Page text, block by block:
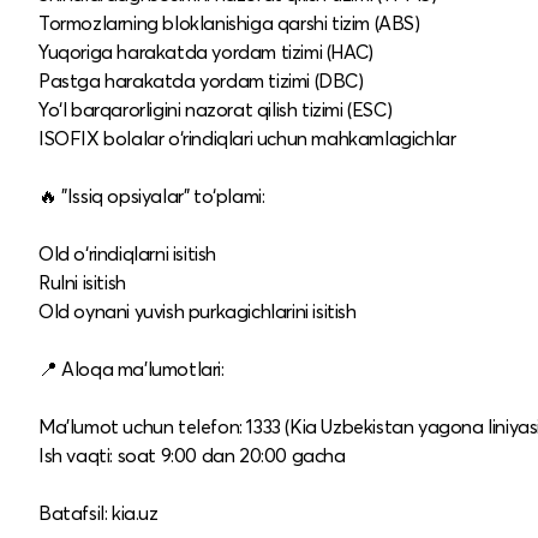
Tormozlarning bloklanishiga qarshi tizim (ABS)
Yuqoriga harakatda yordam tizimi (HAC)
Pastga harakatda yordam tizimi (DBC)
Yo‘l barqarorligini nazorat qilish tizimi (ESC)
ISOFIX bolalar o‘rindiqlari uchun mahkamlagichlar
🔥 "Issiq opsiyalar" to‘plami:
Old o‘rindiqlarni isitish
Rulni isitish
Old oynani yuvish purkagichlarini isitish
📍 Aloqa ma’lumotlari:
Ma’lumot uchun telefon: 1333 (Kia Uzbekistan yagona
Ish vaqti: soat 9:00 dan 20:00 gacha
Batafsil: kia.uz